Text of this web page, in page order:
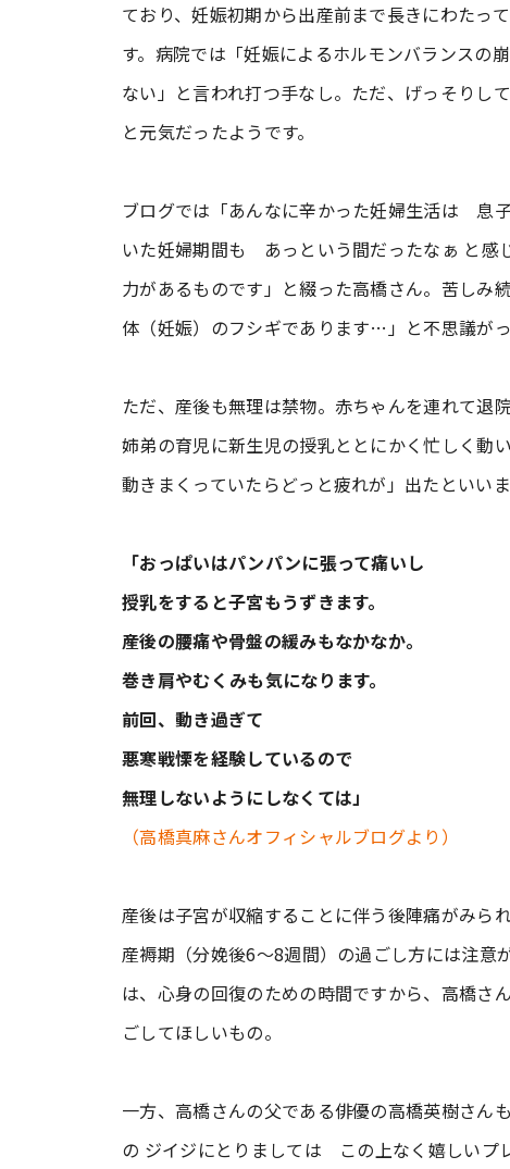
ており、妊娠初期から出産前まで長きにわたっ
す。病院では「妊娠によるホルモンバランスの
ない」と言われ打つ手なし。ただ、げっそりし
と元気だったようです。
ブログでは「あんなに辛かった妊婦生活は
いた妊婦期間も あっという間だったなぁ と感
力があるものです」と綴った高橋さん。苦しみ
体（妊娠）のフシギであります…」と不思議がっ
ただ、産後も無理は禁物。赤ちゃんを連れて退
姉弟の育児に新生児の授乳ととにかく忙しく動
動きまくっていたらどっと疲れが」出たといいま
「おっぱいはパンパンに張って痛いし
授乳をすると子宮もうずきます。
産後の腰痛や骨盤の緩みもなかなか。
巻き肩やむくみも気になります。
前回、動き過ぎて
悪寒戦慄を経験しているので
無理しないようにしなくては」
（高橋真麻さんオフィシャルブログより）
産後は子宮が収縮することに伴う後陣痛がみら
産褥期（分娩後6～8週間）の過ごし方には注意
は、心身の回復のための時間ですから、高橋さ
ごしてほしいもの。
一方、高橋さんの父である俳優の高橋英樹さん
の ジイジにとりましては この上なく嬉しいプ